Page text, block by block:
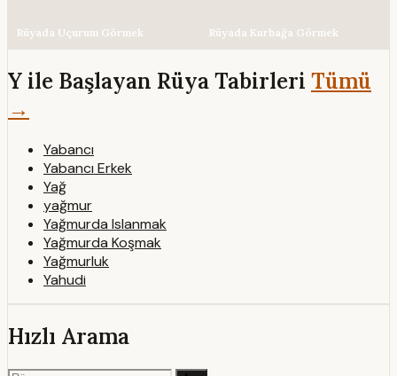
Rüyada Uçurum Görmek Rüyada Kurbağa Görmek
Y ile Başlayan Rüya Tabirleri Tümü
→
Yabancı
Yabancı Erkek
Yağ
yağmur
Yağmurda Islanmak
Yağmurda Koşmak
Yağmurluk
Yahudi
Hızlı Arama